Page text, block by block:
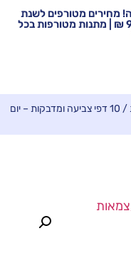
2026 בעיצומה! מחירים מטורפים לשנת
הלימודים תשפ"ז | משלוח חינם מעל 999 ₪ | מתנות מטורפות בכל
/ 10 דפי צביעה ומדבקות – יום